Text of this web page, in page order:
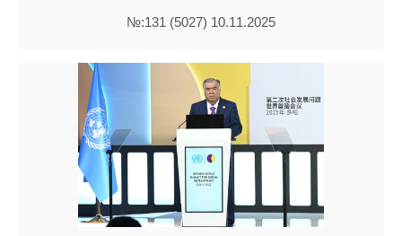
№:131 (5027) 10.11.2025